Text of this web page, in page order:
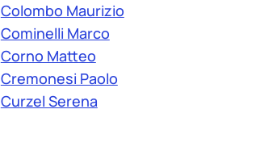
Colombo Maurizio
Cominelli Marco
Corno Matteo
Cremonesi Paolo
Curzel Serena